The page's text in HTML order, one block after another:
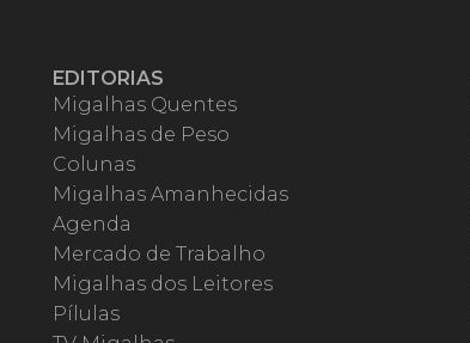
EDITORIAS
Migalhas Quentes
Migalhas de Peso
Colunas
Migalhas Amanhecidas
Agenda
Mercado de Trabalho
Migalhas dos Leitores
Pílulas